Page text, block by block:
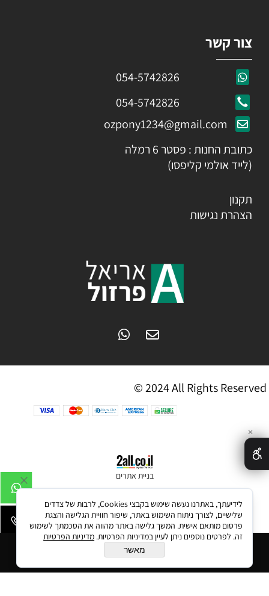
הוסף לסל
צור קשר
054-5742826
054-5742826
ozpony1234@gmail.com
כתובת החנות : פסטר 6 רמלה
(לייד אולמי קליפסו)
תקנון
הצהרת נגישות
© 2024 All Rights Reserved
בניית אתרים
✕
לידיעתך, באתרנו נעשה שימוש בקבצי Cookies, לרבות של צדדים
שלישיים, לצורך ניתוח השימוש באתר, שיפור חוויית הגלישה והצגת
פרסום מותאם אישית. המשך גלישה באתר מהווה את הסכמתך לשימוש
זה. לפרטים נוספים ניתן לעיין במדיניות הפרטיות. מדיניות הפרטיות
מאשר